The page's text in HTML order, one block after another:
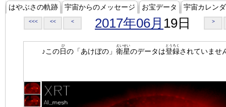
はやぶさの軌跡 宇宙からのメッセージ お宝データ 宇宙カレン
<<< << < 2017年06月 19日 >
♪この日
ひ
の「あけぼの」 衛星
えいせい
のデータは登録
とうろく
されていませ